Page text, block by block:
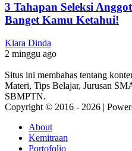
3 Tahapan Seleksi
Banget Kamu Ketahui!
Klara Dinda
2 minggu ago
Situs ini membahas tentang
Materi, Tips Belajar, Jurusan
SBMPTN.
Copyright © 2016 - 2026 |
About
Kemitraan
Portofolio